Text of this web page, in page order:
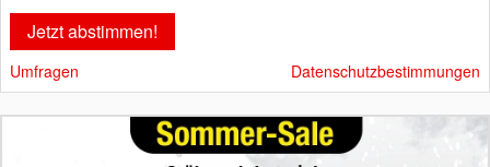
Umfragen Datenschutzbestimmungen